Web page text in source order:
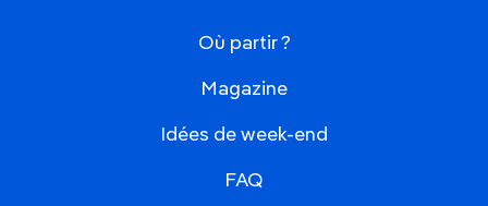
Où partir ?
Magazine
Idées de week-end
FAQ